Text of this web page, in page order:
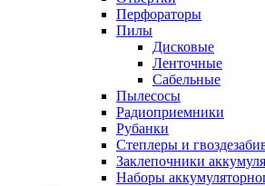
Перфораторы
Пилы
Дисковые
Ленточные
Сабельные
Пылесосы
Радиоприемники
Рубанки
Степлеры и
Заклепочники
Наборы